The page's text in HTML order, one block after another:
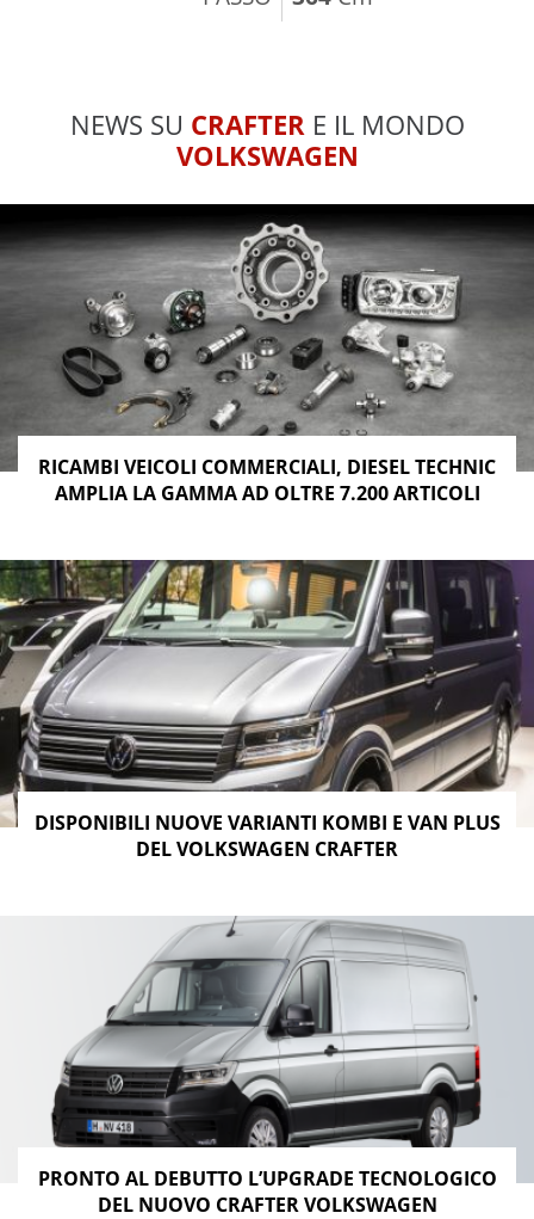
NEWS SU CRAFTER E IL MONDO
VOLKSWAGEN
RICAMBI VEICOLI COMMERCIALI, DIESEL TECHNIC
AMPLIA LA GAMMA AD OLTRE 7.200 ARTICOLI
DISPONIBILI NUOVE VARIANTI KOMBI E VAN PLUS
DEL VOLKSWAGEN CRAFTER
PRONTO AL DEBUTTO L’UPGRADE TECNOLOGICO
DEL NUOVO CRAFTER VOLKSWAGEN